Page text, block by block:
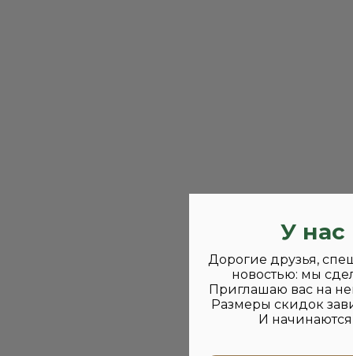
У нас
Дорогие друзья,
новостью: мы
Приглашаю вас на
Размеры скидок
И начинаются